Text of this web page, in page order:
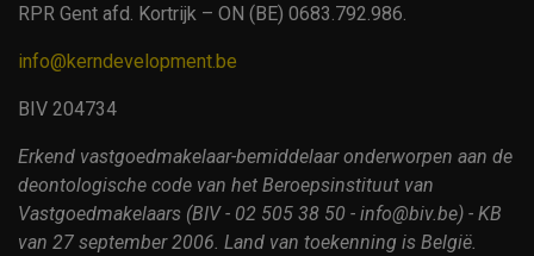
RPR Gent afd. Kortrijk – ON (BE) 0683.792.986.
info@kerndevelopment.be
BIV 204734
Erkend vastgoedmakelaar-bemiddelaar onderworpen aan de
deontologische code van het Beroepsinstituut van
Vastgoedmakelaars (BIV - 02 505 38 50 - info@biv.be) - KB
van 27 september 2006. Land van toekenning is België.